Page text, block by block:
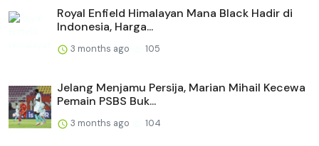
Royal Enfield Himalayan Mana Black Hadir di
Indonesia, Harga...
3 months ago 105
Jelang Menjamu Persija, Marian Mihail Kecewa
Pemain PSBS Buk...
3 months ago 104